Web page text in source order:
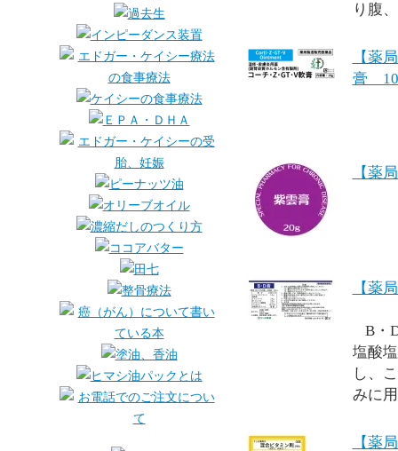
り腹
【薬
膏
【薬
【薬
B・
塩酸
し、
みに
【薬